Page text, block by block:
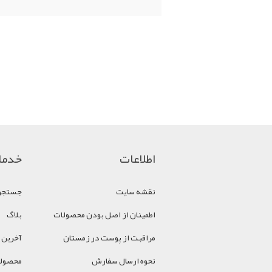
اطلاعات
نقشه سایت
اطمینان از اصل بودن محصولات
مراقبت از پوست در زمستان
نحوه ارسال سفارش
بلاگ